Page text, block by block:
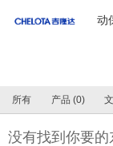
动
所有 产品 (0)
没有找到你要